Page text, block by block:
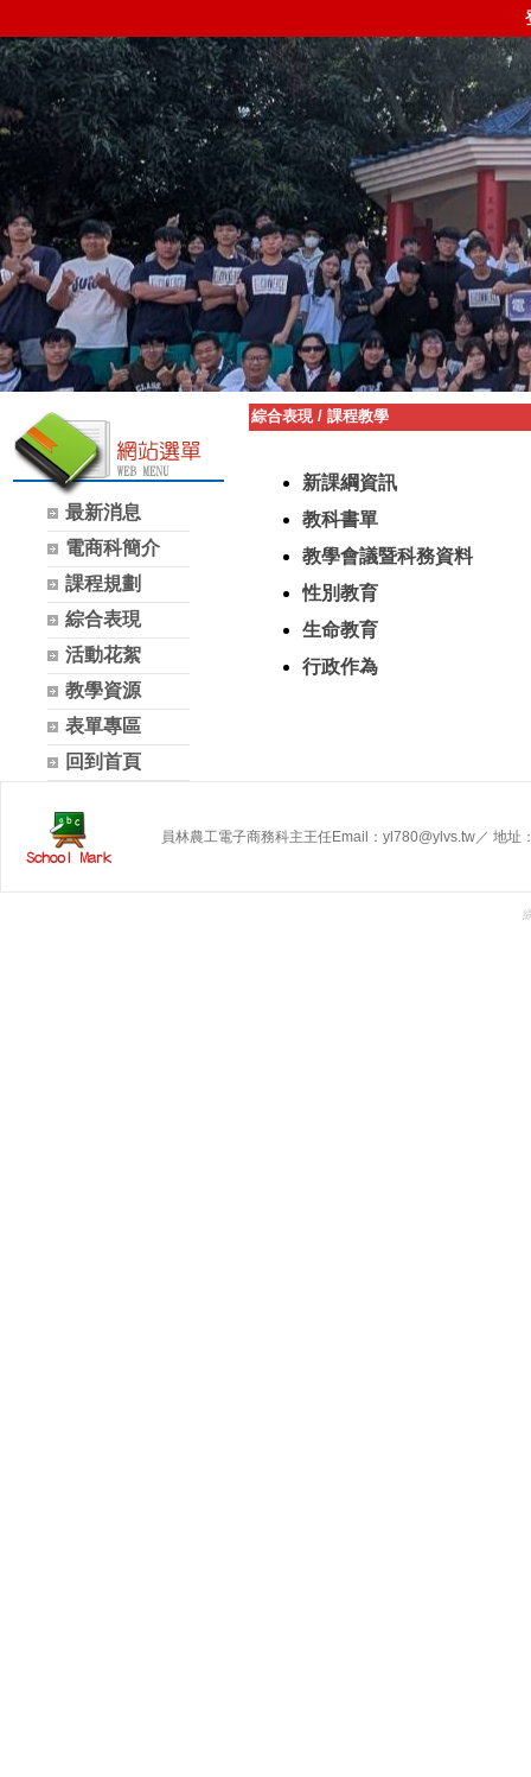
最新消息
電商科簡介
課程規劃
綜合表現
活動花絮
教學資源
表單專區
回到首頁
綜合表現/ 課程教學
新課綱資訊
教科書單
教學會議暨科務資料
性別教育
生命教育
行政作為
員林農工電子商務科主王任Email：yl780@ylvs.tw／ 地